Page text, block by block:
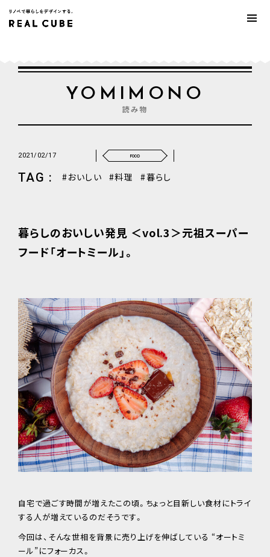
YOMIMONO
読み物
2021/02/17 FOOD
TAG : おいしい 料理 暮らし
暮らしのおいしい発見 ＜vol.3＞元祖スーパー
フード「オートミール」。
自宅で過ごす時間が増えたこの頃。ちょっと目新しい食材にトライ
する人が増えているのだそうです。
今回は、そんな世相を背景に売り上げを伸ばしている “オートミ
ール”にフォーカス。